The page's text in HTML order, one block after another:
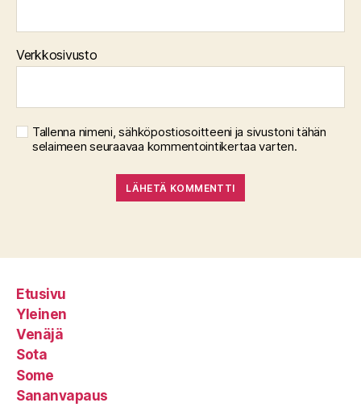
Verkkosivusto
Tallenna nimeni, sähköpostiosoitteeni ja sivustoni tähän
selaimeen seuraavaa kommentointikertaa varten.
Etusivu
Yleinen
Venäjä
Sota
Some
Sananvapaus